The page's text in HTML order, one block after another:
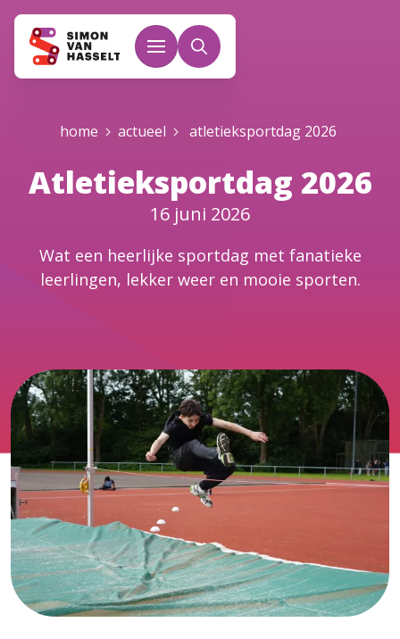
Overslaan en naar de inhoud gaan
Kruimelpad
home actueel atletieksportdag 2026
Atletieksportdag 2026
16 juni 2026
Wat een heerlijke sportdag met fanatieke
leerlingen, lekker weer en mooie sporten.